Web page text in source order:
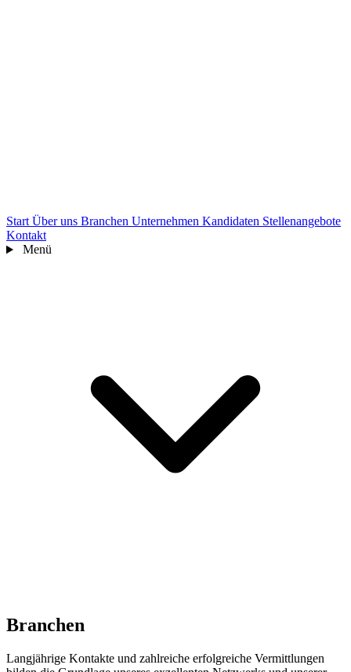
Start Über uns Branchen Unternehmen Kandidaten Stellenangebote
Kontakt
Menü
Branchen
Langjährige Kontakte und zahlreiche erfolgreiche Vermittlungen